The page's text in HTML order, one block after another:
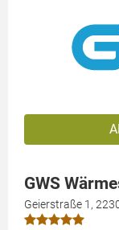
GWS
Geierstraße 1,